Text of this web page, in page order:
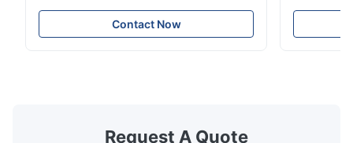
Coil Boiler economizer Boiler Economizer is
the energy improving device that helps to
reduce the cost of operation by saving the
boilers is generally in the temperature
Contact Now
reduce the
Request A Quote